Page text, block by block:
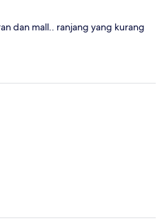
dan mall.. ranjang yang kurang